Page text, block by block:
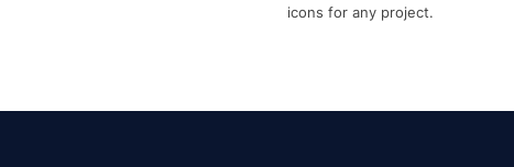
icons for any project.